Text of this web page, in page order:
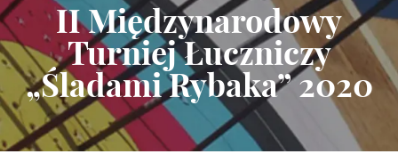
II Międzynarodowy
Turniej Łuczniczy
„Śladami Rybaka” 2020